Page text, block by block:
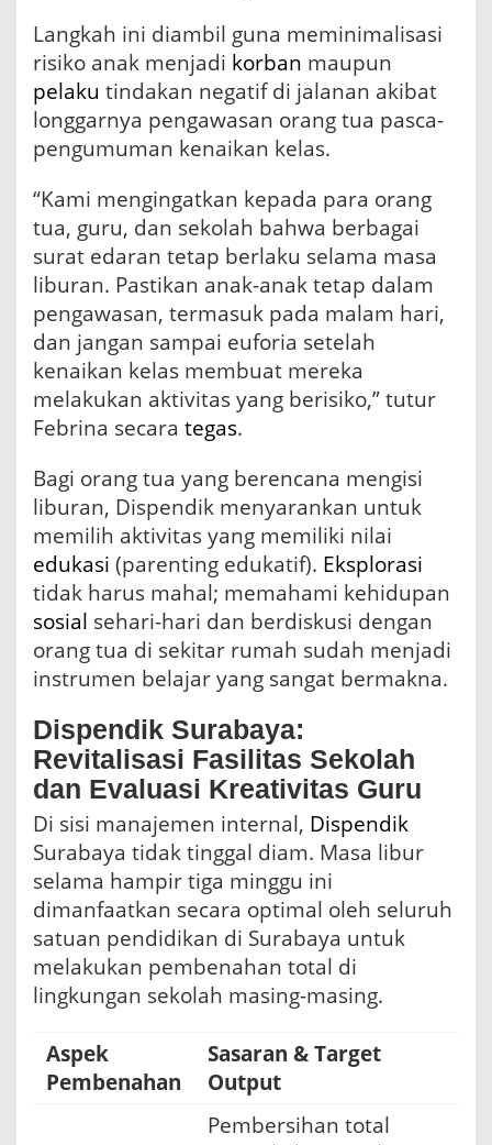
Langkah ini diambil guna meminimalisasi
risiko anak menjadi korban maupun
pelaku tindakan negatif di jalanan akibat
longgarnya pengawasan orang tua pasca-
pengumuman kenaikan kelas.
“Kami mengingatkan kepada para orang
tua, guru, dan sekolah bahwa berbagai
surat edaran tetap berlaku selama masa
liburan. Pastikan anak-anak tetap dalam
pengawasan, termasuk pada malam hari,
dan jangan sampai euforia setelah
kenaikan kelas membuat mereka
melakukan aktivitas yang berisiko,” tutur
Febrina secara tegas.
Bagi orang tua yang berencana mengisi
liburan, Dispendik menyarankan untuk
memilih aktivitas yang memiliki nilai
edukasi (parenting edukatif). Eksplorasi
tidak harus mahal; memahami kehidupan
sosial sehari-hari dan berdiskusi dengan
orang tua di sekitar rumah sudah menjadi
instrumen belajar yang sangat bermakna.
Dispendik Surabaya:
Revitalisasi Fasilitas Sekolah
dan Evaluasi Kreativitas Guru
Di sisi manajemen internal, Dispendik
Surabaya tidak tinggal diam. Masa libur
selama hampir tiga minggu ini
dimanfaatkan secara optimal oleh seluruh
satuan pendidikan di Surabaya untuk
melakukan pembenahan total di
lingkungan sekolah masing-masing.
Aspek
Pembenahan
Sasaran & Target
Output
Pembersihan total